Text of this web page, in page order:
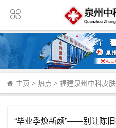
主页 > 热点 > 福建泉州中科皮